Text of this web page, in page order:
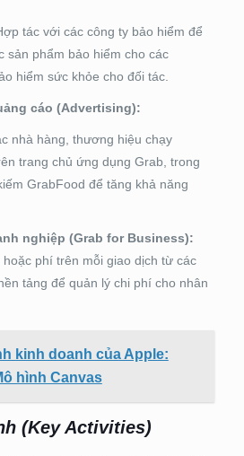
tác với các công ty bảo hiểm để
sản phẩm bảo hiểm cho các
hiểm sức khỏe cho đối tác.
cáo (Advertising):
nhà hàng, thương hiệu chạy
trang chủ ứng dụng Grab, trong
GrabFood để tăng khả năng
nghiệp (Grab for Business):
phí trên mỗi giao dịch từ các
tảng để quản lý chi phí cho nhân
kinh doanh của Apple:
hình Canvas
(Key Activities)